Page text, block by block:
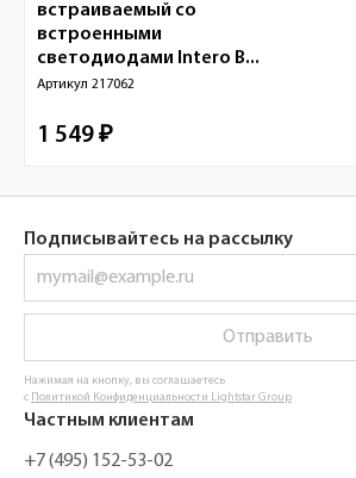
встраиваемый со
встроенными
светодиодами Intero B...
Артикул 217062
1 549 ₽
Подписывайтесь на рассылку
Отправить
Нажимая на кнопку, вы соглашаетесь
с Политикой Конфиденциальности Lightstar Group
Частным клиентам
+7 (495) 152-53-02